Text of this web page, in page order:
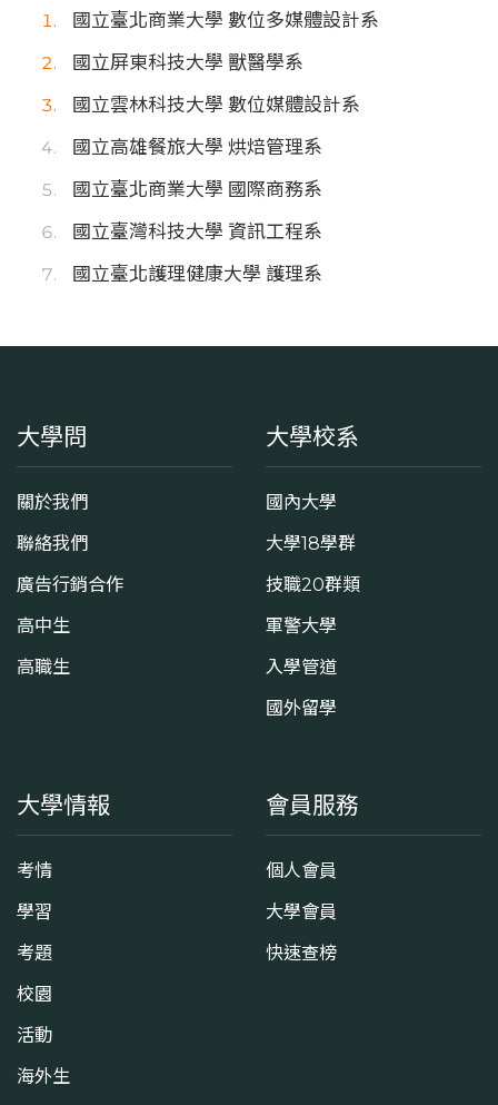
國立臺北商業大學 數位多媒體設計系
國立屏東科技大學 獸醫學系
國立雲林科技大學 數位媒體設計系
國立高雄餐旅大學 烘焙管理系
國立臺北商業大學 國際商務系
國立臺灣科技大學 資訊工程系
國立臺北護理健康大學 護理系
大學問
關於我們
聯絡我們
廣告行銷合作
高中生
高職生
大學校系
國內大學
大學18學群
技職20群類
軍警大學
入學管道
國外留學
大學情報
考情
學習
考題
校園
活動
海外生
會員服務
個人會員
大學會員
快速查榜